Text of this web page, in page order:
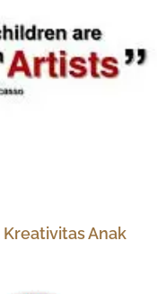
Anak